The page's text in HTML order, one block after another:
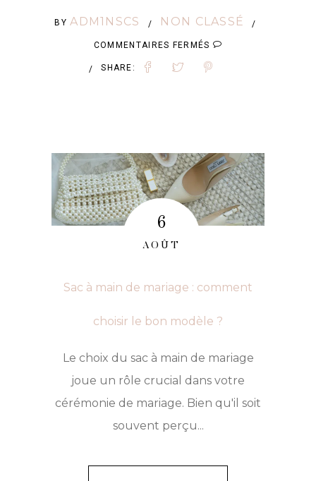
BYADM1NSCS / NON CLASSÉ /
COMMENTAIRES FERMÉS SUR
ROBE
NU
:
LES
DERNIÈRES
/ SHARE:
6
AOÛT
Sac à main de mariage : comment
choisir le bon modèle ?
Le choix du sac à main de mariage
joue un rôle crucial dans votre
cérémonie de mariage. Bien qu'il soit
souvent perçu...